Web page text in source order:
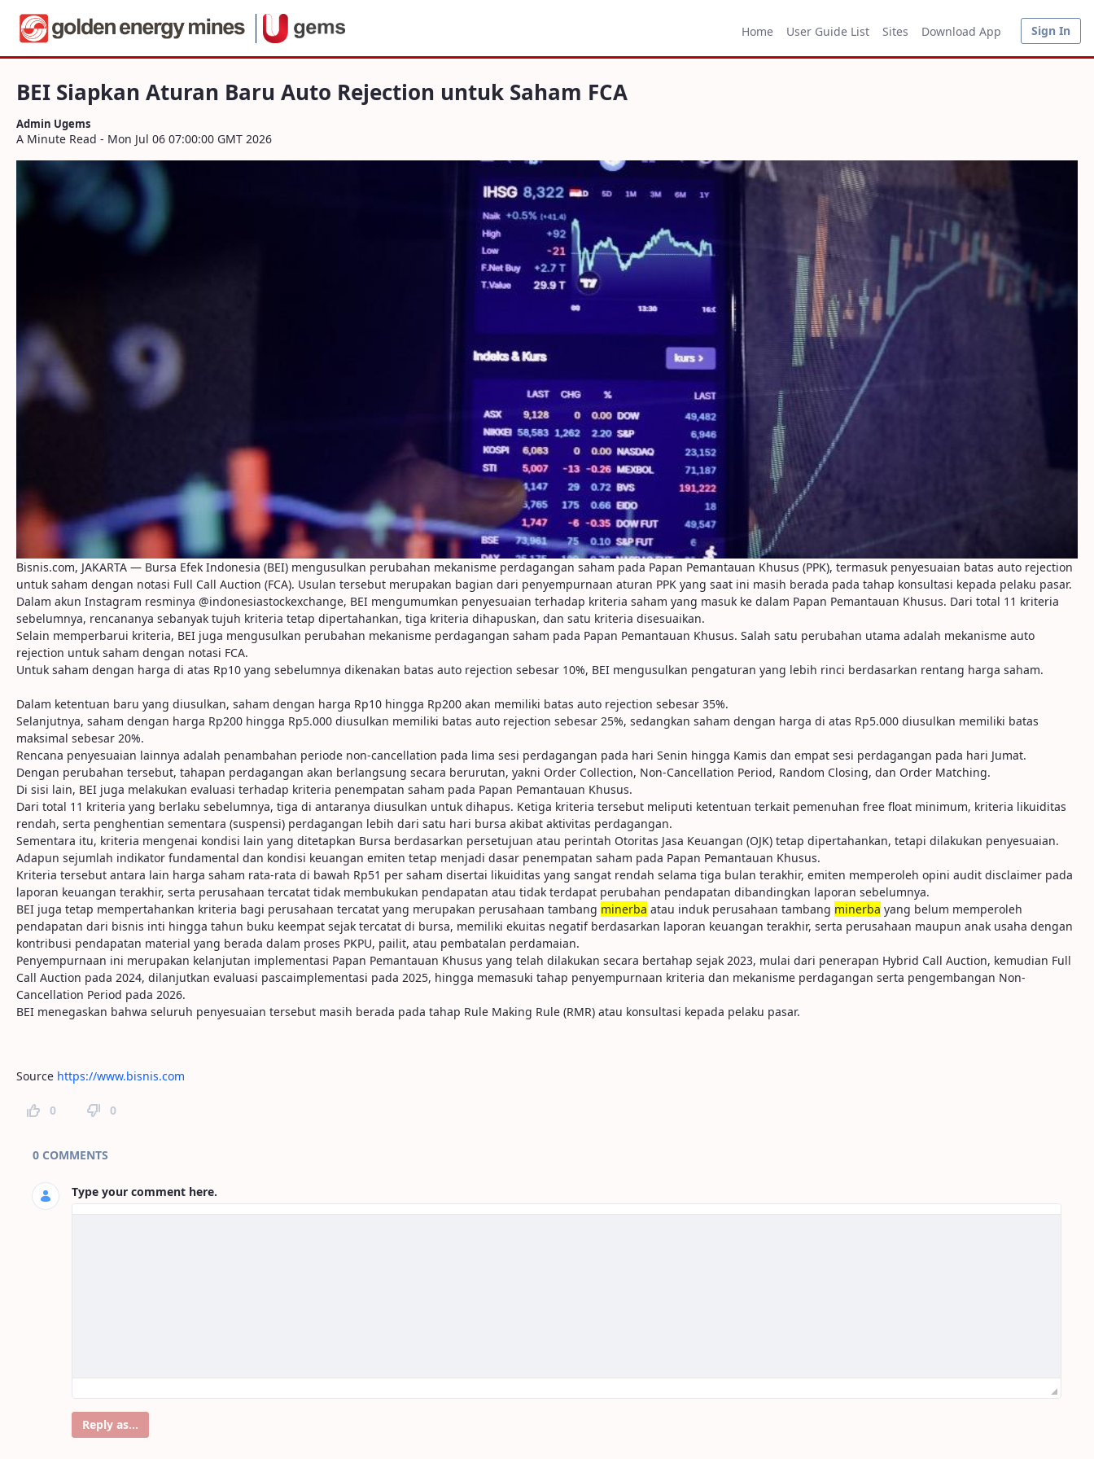
Navigation
Skip to Content
BEI Siapkan Aturan Baru Auto Rejection untuk Saham FCA
Home User Guide List Sites Download App Sign In
BEI Siapkan Aturan Baru Auto Rejection untuk Saham FCA
Admin Ugems
A Minute Read - Mon Jul 06 07:00:00 GMT 2026
Bisnis.com, JAKARTA — Bursa Efek Indonesia (BEI) mengusulkan perubahan mekanisme perdagangan saham pada Papan Pemantauan Khusus (PPK), termasuk penyesuaian batas auto rejection
untuk saham dengan notasi Full Call Auction (FCA). Usulan tersebut merupakan bagian dari penyempurnaan aturan PPK yang saat ini masih berada pada tahap konsultasi kepada pelaku pasar.
Dalam akun Instagram resminya @indonesiastockexchange, BEI mengumumkan penyesuaian terhadap kriteria saham yang masuk ke dalam Papan Pemantauan Khusus. Dari total 11 kriteria
sebelumnya, rencananya sebanyak tujuh kriteria tetap dipertahankan, tiga kriteria dihapuskan, dan satu kriteria disesuaikan.
Selain memperbarui kriteria, BEI juga mengusulkan perubahan mekanisme perdagangan saham pada Papan Pemantauan Khusus. Salah satu perubahan utama adalah mekanisme auto
rejection untuk saham dengan notasi FCA.
Untuk saham dengan harga di atas Rp10 yang sebelumnya dikenakan batas auto rejection sebesar 10%, BEI mengusulkan pengaturan yang lebih rinci berdasarkan rentang harga saham.
Dalam ketentuan baru yang diusulkan, saham dengan harga Rp10 hingga Rp200 akan memiliki batas auto rejection sebesar 35%.
Selanjutnya, saham dengan harga Rp200 hingga Rp5.000 diusulkan memiliki batas auto rejection sebesar 25%, sedangkan saham dengan harga di atas Rp5.000 diusulkan memiliki batas
maksimal sebesar 20%.
Rencana penyesuaian lainnya adalah penambahan periode non-cancellation pada lima sesi perdagangan pada hari Senin hingga Kamis dan empat sesi perdagangan pada hari Jumat.
Dengan perubahan tersebut, tahapan perdagangan akan berlangsung secara berurutan, yakni Order Collection, Non-Cancellation Period, Random Closing, dan Order Matching.
Di sisi lain, BEI juga melakukan evaluasi terhadap kriteria penempatan saham pada Papan Pemantauan Khusus.
Dari total 11 kriteria yang berlaku sebelumnya, tiga di antaranya diusulkan untuk dihapus. Ketiga kriteria tersebut meliputi ketentuan terkait pemenuhan free float minimum, kriteria likuiditas
rendah, serta penghentian sementara (suspensi) perdagangan lebih dari satu hari bursa akibat aktivitas perdagangan.
Sementara itu, kriteria mengenai kondisi lain yang ditetapkan Bursa berdasarkan persetujuan atau perintah Otoritas Jasa Keuangan (OJK) tetap dipertahankan, tetapi dilakukan penyesuaian.
Adapun sejumlah indikator fundamental dan kondisi keuangan emiten tetap menjadi dasar penempatan saham pada Papan Pemantauan Khusus.
Kriteria tersebut antara lain harga saham rata-rata di bawah Rp51 per saham disertai likuiditas yang sangat rendah selama tiga bulan terakhir, emiten memperoleh opini audit disclaimer pada
laporan keuangan terakhir, serta perusahaan tercatat tidak membukukan pendapatan atau tidak terdapat perubahan pendapatan dibandingkan laporan sebelumnya.
BEI juga tetap mempertahankan kriteria bagi perusahaan tercatat yang merupakan perusahaan tambang minerba atau induk perusahaan tambang minerba yang belum memperoleh
pendapatan dari bisnis inti hingga tahun buku keempat sejak tercatat di bursa, memiliki ekuitas negatif berdasarkan laporan keuangan terakhir, serta perusahaan maupun anak usaha dengan
kontribusi pendapatan material yang berada dalam proses PKPU, pailit, atau pembatalan perdamaian.
Penyempurnaan ini merupakan kelanjutan implementasi Papan Pemantauan Khusus yang telah dilakukan secara bertahap sejak 2023, mulai dari penerapan Hybrid Call Auction, kemudian Full
Call Auction pada 2024, dilanjutkan evaluasi pascaimplementasi pada 2025, hingga memasuki tahap penyempurnaan kriteria dan mekanisme perdagangan serta pengembangan Non-
Cancellation Period pada 2026.
BEI menegaskan bahwa seluruh penyesuaian tersebut masih berada pada tahap Rule Making Rule (RMR) atau konsultasi kepada pelaku pasar.
Source https://www.bisnis.com
0 0
Page Comments
0 COMMENTS
Type your comment here.
Reply as...